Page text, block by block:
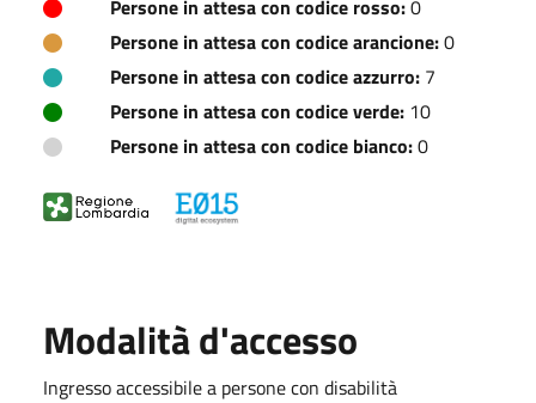
Persone in attesa con codice rosso:0
Persone in attesa con codice arancione:0
Persone in attesa con codice azzurro: 7
Persone in attesa con codice verde: 10
Persone in attesa con codice bianco:0
Modalità d'accesso
Ingresso accessibile a persone con disabilità